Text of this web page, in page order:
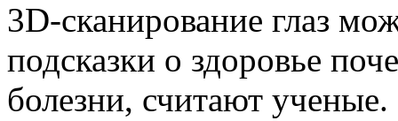
3D-сканирование глаз
подсказки о здоровье
болезни, считают ученые.